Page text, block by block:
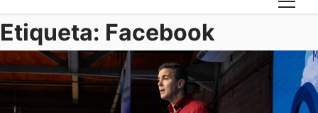
Etiqueta: Facebook